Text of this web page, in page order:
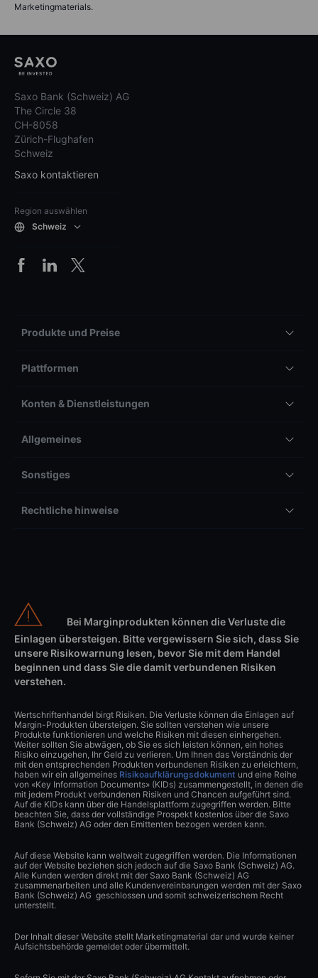
Marketingmaterials.
Saxo Bank (Schweiz) AG
The Circle 38
CH-8058
Zürich-Flughafen
Schweiz
Saxo kontaktieren
Region auswählen
Schweiz
Produkte und Preise
Plattformen
Konten & Dienstleistungen
Allgemeines
Sonstiges
Rechtliche hinweise
Bei Marginprodukten können die Verluste die
Einlagen übersteigen. Bitte vergewissern Sie sich, dass Sie
unsere Risikowarnung lesen, bevor Sie mit dem Handel
beginnen und dass Sie die damit verbundenen Risiken
verstehen.
Wertschriftenhandel birgt Risiken. Die Verluste können die Einlagen auf
Margin-Produkten übersteigen. Sie sollten verstehen wie unsere
Produkte funktionieren und welche Risiken mit diesen einhergehen.
Weiter sollten Sie abwägen, ob Sie es sich leisten können, ein hohes
Risiko einzugehen, Ihr Geld zu verlieren. Um Ihnen das Verständnis der
mit den entsprechenden Produkten verbundenen Risiken zu erleichtern,
haben wir ein allgemeines Risikoaufklärungsdokument und eine Reihe
von «Key Information Documents» (KIDs) zusammengestellt, in denen die
mit jedem Produkt verbundenen Risiken und Chancen aufgeführt sind.
Auf die KIDs kann über die Handelsplattform zugegriffen werden. Bitte
beachten Sie, dass der vollständige Prospekt kostenlos über die Saxo
Bank (Schweiz) AG oder den Emittenten bezogen werden kann.
Auf diese Website kann weltweit zugegriffen werden. Die Informationen
auf der Website beziehen sich jedoch auf die Saxo Bank (Schweiz) AG.
Alle Kunden werden direkt mit der Saxo Bank (Schweiz) AG
zusammenarbeiten und alle Kundenvereinbarungen werden mit der Saxo
Bank (Schweiz) AG geschlossen und somit schweizerischem Recht
unterstellt.
Der Inhalt dieser Website stellt Marketingmaterial dar und wurde keiner
Aufsichtsbehörde gemeldet oder übermittelt.